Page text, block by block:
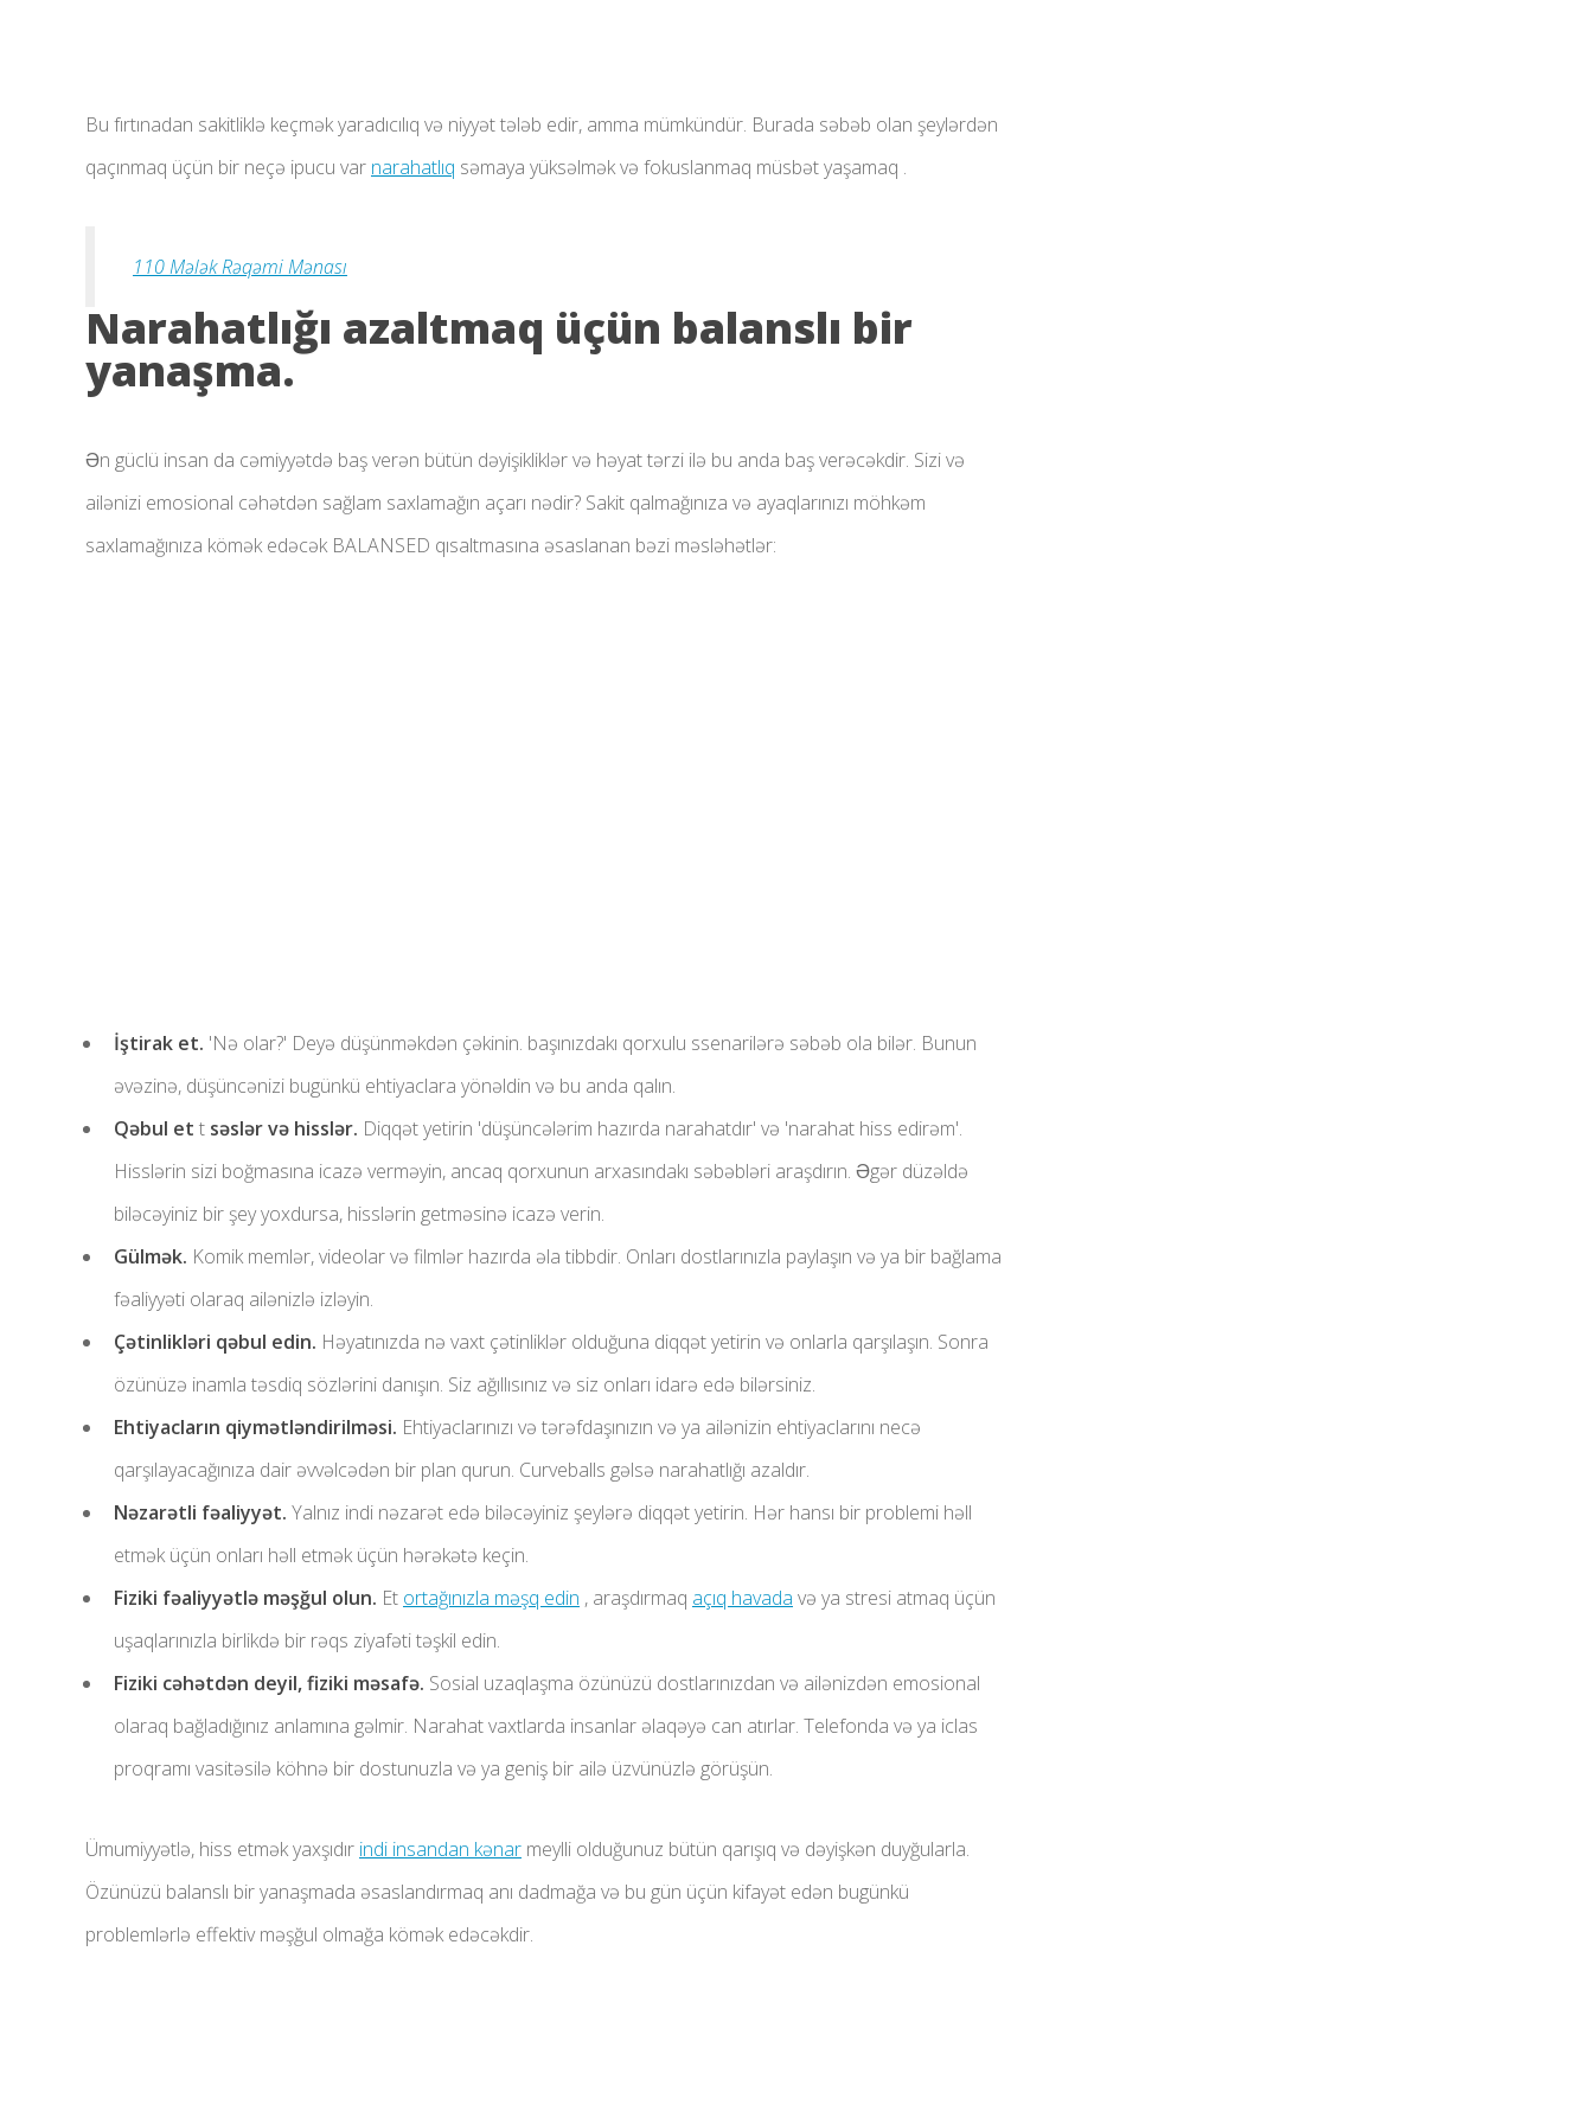
Bu fırtınadan sakitliklə keçmək yaradıcılıq və niyyət tələb edir, amma mümkündür. Burada səbəb olan şeylərdən
qaçınmaq üçün bir neçə ipucu var narahatlıq səmaya yüksəlmək və fokuslanmaq müsbət yaşamaq .
110 Mələk Rəqəmi Mənası
Narahatlığı azaltmaq üçün balanslı bir
yanaşma.
Ən güclü insan da cəmiyyətdə baş verən bütün dəyişikliklər və həyat tərzi ilə bu anda baş verəcəkdir. Sizi və
ailənizi emosional cəhətdən sağlam saxlamağın açarı nədir? Sakit qalmağınıza və ayaqlarınızı möhkəm
saxlamağınıza kömək edəcək BALANSED qısaltmasına əsaslanan bəzi məsləhətlər:
İştirak et. 'Nə olar?' Deyə düşünməkdən çəkinin. başınızdakı qorxulu ssenarilərə səbəb ola bilər. Bunun
əvəzinə, düşüncənizi bugünkü ehtiyaclara yönəldin və bu anda qalın.
Qəbul et t səslər və hisslər. Diqqət yetirin 'düşüncələrim hazırda narahatdır' və 'narahat hiss edirəm'.
Hisslərin sizi boğmasına icazə verməyin, ancaq qorxunun arxasındakı səbəbləri araşdırın. Əgər düzəldə
biləcəyiniz bir şey yoxdursa, hisslərin getməsinə icazə verin.
Gülmək. Komik memlər, videolar və filmlər hazırda əla tibbdir. Onları dostlarınızla paylaşın və ya bir bağlama
fəaliyyəti olaraq ailənizlə izləyin.
Çətinlikləri qəbul edin. Həyatınızda nə vaxt çətinliklər olduğuna diqqət yetirin və onlarla qarşılaşın. Sonra
özünüzə inamla təsdiq sözlərini danışın. Siz ağıllısınız və siz onları idarə edə bilərsiniz.
Ehtiyacların qiymətləndirilməsi. Ehtiyaclarınızı və tərəfdaşınızın və ya ailənizin ehtiyaclarını necə
qarşılayacağınıza dair əvvəlcədən bir plan qurun. Curveballs gəlsə narahatlığı azaldır.
Nəzarətli fəaliyyət. Yalnız indi nəzarət edə biləcəyiniz şeylərə diqqət yetirin. Hər hansı bir problemi həll
etmək üçün onları həll etmək üçün hərəkətə keçin.
Fiziki fəaliyyətlə məşğul olun. Et ortağınızla məşq edin , araşdırmaq açıq havada və ya stresi atmaq üçün
uşaqlarınızla birlikdə bir rəqs ziyafəti təşkil edin.
Fiziki cəhətdən deyil, fiziki məsafə. Sosial uzaqlaşma özünüzü dostlarınızdan və ailənizdən emosional
olaraq bağladığınız anlamına gəlmir. Narahat vaxtlarda insanlar əlaqəyə can atırlar. Telefonda və ya iclas
proqramı vasitəsilə köhnə bir dostunuzla və ya geniş bir ailə üzvünüzlə görüşün.
Ümumiyyətlə, hiss etmək yaxşıdır indi insandan kənar meylli olduğunuz bütün qarışıq və dəyişkən duyğularla.
Özünüzü balanslı bir yanaşmada əsaslandırmaq anı dadmağa və bu gün üçün kifayət edən bugünkü
problemlərlə effektiv məşğul olmağa kömək edəcəkdir.